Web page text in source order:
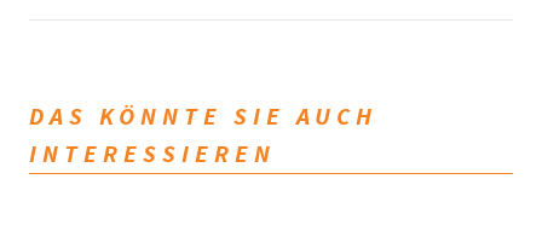
DAS KÖNNTE SIE AUCH
INTERESSIEREN